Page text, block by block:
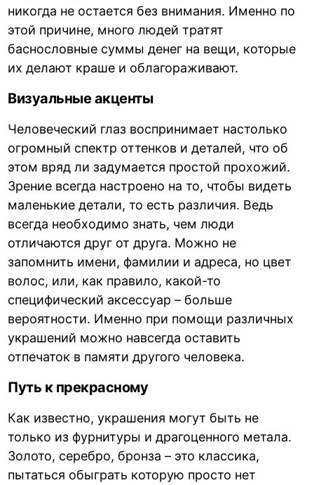
никогда не остается без внимания. Именно по
этой причине, много людей тратят
баснословные суммы денег на вещи, которые
их делают краше и облагораживают.
Визуальные акценты
Человеческий глаз воспринимает настолько
огромный спектр оттенков и деталей, что об
этом вряд ли задумается простой прохожий.
Зрение всегда настроено на то, чтобы видеть
маленькие детали, то есть различия. Ведь
всегда необходимо знать, чем люди
отличаются друг от друга. Можно не
запомнить имени, фамилии и адреса, но цвет
волос, или, как правило, какой-то
специфический аксессуар – больше
вероятности. Именно при помощи различных
украшений можно навсегда оставить
отпечаток в памяти другого человека.
Путь к прекрасному
Как известно, украшения могут быть не
только из фурнитуры и драгоценного метала.
Золото, серебро, бронза – это классика,
пытаться обыграть которую просто нет